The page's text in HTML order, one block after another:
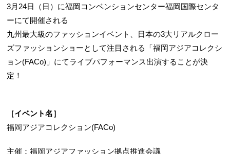
3月24日（日）に福岡コンベンションセンター福岡国際センタ
ーにて開催される
九州最大級のファッションイベント、日本の3大リアルクロー
ズファッションショーとして注目される「福岡アジアコレクシ
ョン(FACo)」にてライブパフォーマンス出演することが決
定！
［イベント名］
福岡アジアコレクション(FACo)
主催：福岡アジアファッション拠点推進会議